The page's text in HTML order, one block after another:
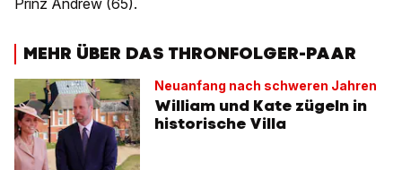
Prinz Andrew (65).
MEHR ÜBER DAS THRONFOLGER-PAAR
Neuanfang nach schweren Jahren
William und Kate zügeln in
historische Villa